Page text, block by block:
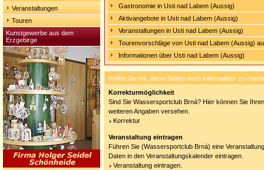
Veranstaltungen
Touren
Kunstgewerbe aus dem
Erzgebirge
Gastronomie in Usti nad Labem (Aussig)
Aktivangebote in Usti nad Labem (Aussig)
Veranstaltungen in Usti nad Labem (Aussig)
Tourenvorschläge von Usti nad Labem (Aussig)
Informationen über Usti nad Labem (Aussig)
Helfen Sie mit, diese Seiten noch informativer zu
Korrekturmöglichkeit
Sind Sie Wassersportclub Brná? Hier können Sie
weiteren Angaben versehen.
Korrektur
Veranstaltung eintragen
Führen Sie (Wassersportclub Brná) eine
Daten in den Veranstaltungskalender eintragen.
Veranstaltung eintragen.